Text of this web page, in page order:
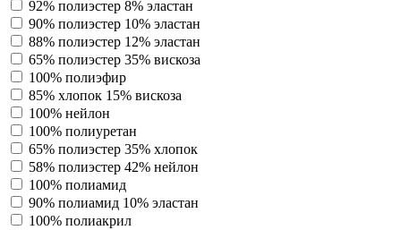
92% полиэстер 8% эластан
90% полиэстер 10% эластан
88% полиэстер 12% эластан
65% полиэстер 35% вискоза
100% полиэфир
85% хлопок 15% вискоза
100% нейлон
100% полиуретан
65% полиэстер 35% хлопок
58% полиэстер 42% нейлон
100% полиамид
90% полиамид 10% эластан
100% полиакрил